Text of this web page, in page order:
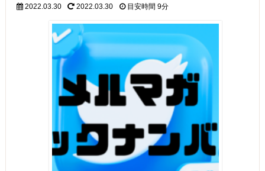
2022.03.30 2022.03.30 目安時間 9分